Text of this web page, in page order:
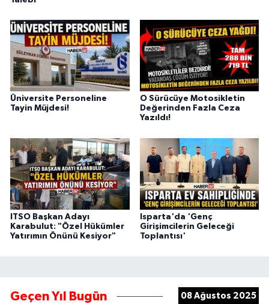
Üniversite Personeline
Tayin Müjdesi!
O Sürücüye Motosikletin
Değerinden Fazla Ceza
Yazıldı!
ITSO Başkan Adayı
Karabulut: "Özel Hükümler
Yatırımın Önünü Kesiyor"
Isparta'da 'Genç
Girişimcilerin Geleceği
Toplantısı'
Geçen Yıl Bugün 08 Ağustos 2025